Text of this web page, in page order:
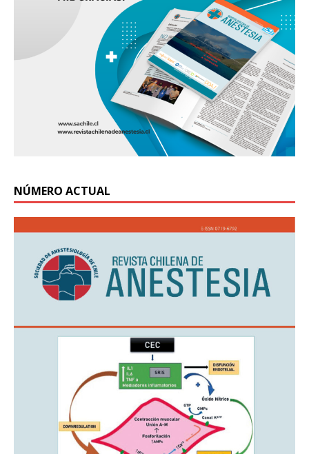
NÚMERO ACTUAL